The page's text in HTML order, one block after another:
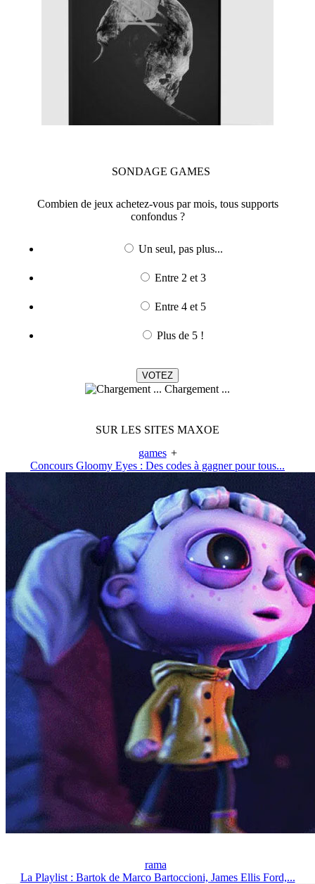
SONDAGE GAMES
Combien de jeux achetez-vous par mois, tous supports
confondus ?
Un seul, pas plus...
Entre 2 et 3
Entre 4 et 5
Plus de 5 !
Chargement ...
SUR LES SITES MAXOE
games +
Concours Gloomy Eyes : Des codes à gagner pour tous...
rama
La Playlist : Bartok de Marco Bartoccioni, James Ellis Ford,...